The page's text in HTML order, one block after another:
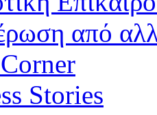
από
Stories